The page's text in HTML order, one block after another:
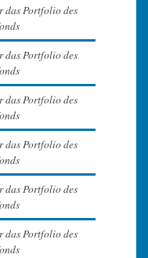
das Portfolio des
das Portfolio des
das Portfolio des
das Portfolio des
das Portfolio des
das Portfolio des